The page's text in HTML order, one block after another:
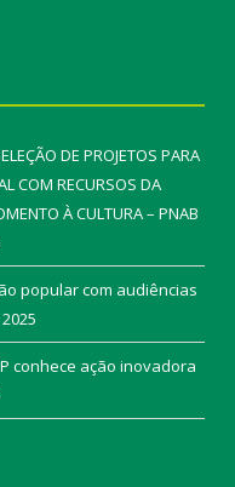
DE PROJETOS PARA
COM RECURSOS DA
À CULTURA – PNAB
popular com audiências
conhece ação inovadora